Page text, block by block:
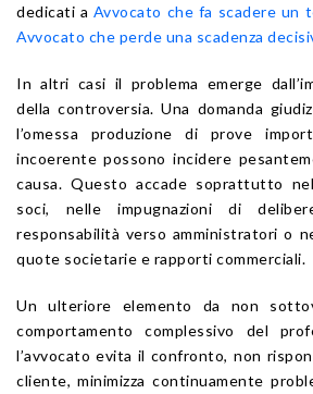
dedicati a Avvocato che fa scadere un
Avvocato che perde una scadenza
In altri casi il problema emerge
della controversia. Una domanda
l’omessa produzione di prove
incoerente possono incidere
causa. Questo accade soprattutto
soci, nelle impugnazioni di
responsabilità verso amministratori o
quote societarie e rapporti commerciali.
Un ulteriore elemento da non
comportamento complessivo del
l’avvocato evita il confronto, non
cliente, minimizza continuamente